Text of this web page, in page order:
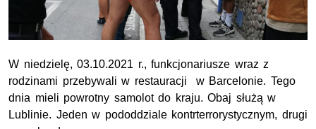
W niedzielę, 03.10.2021 r., funkcjonariusze wraz z
rodzinami przebywali w restauracji w Barcelonie. Tego
dnia mieli powrotny samolot do kraju. Obaj służą w
Lublinie. Jeden w pododdziale kontrterrorystycznym, drugi